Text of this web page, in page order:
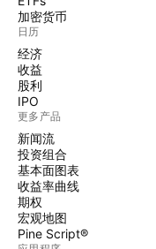
加密货币
日历
经济
收益
股利
IPO
更多产品
新闻流
投资组合
基本面图表
收益率曲线
期权
宏观地图
Pine Script®